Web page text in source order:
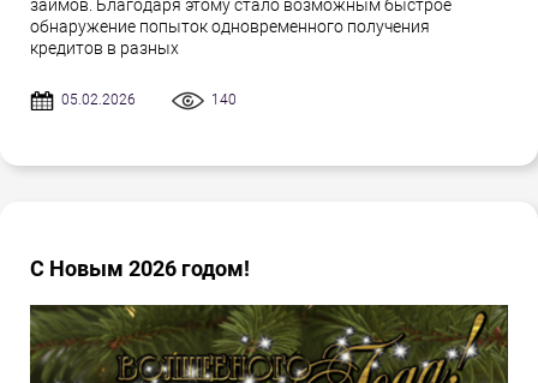
займов. Благодаря этому стало возможным быстрое
обнаружение попыток одновременного получения
кредитов в разных
05.02.2026 140
С Новым 2026 годом!